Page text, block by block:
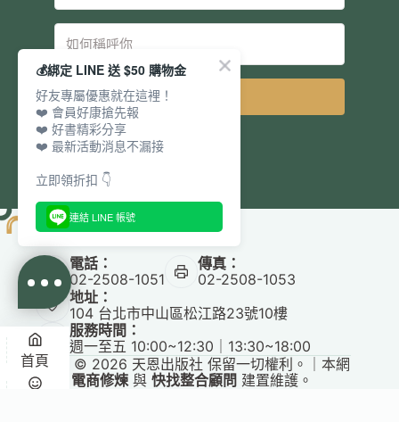
電話：
02-2508-1051
傳真：
02-2508-1053
地址：
104 台北市中山區松江路23號10樓
服務時間：
週一至五 10:00~12:30｜13:30~18:00
Copyright © 2026 天恩出版社 保留一切權利。｜本網
站由 電商修煉與快找整合顧問 建置維護。
首頁
💰綁定 LINE 送 $50 購物金
好友專屬優惠就在這裡！
❤️ 會員好康搶先報
❤️ 好書精彩分享
❤️ 最新活動消息不漏接
立即領折扣 👇
連結 LINE 帳號